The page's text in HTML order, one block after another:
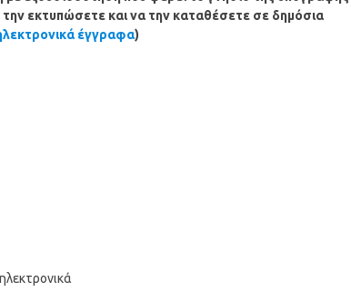
την εκτυπώσετε και να την καταθέσετε σε δημόσια
έγγραφα)